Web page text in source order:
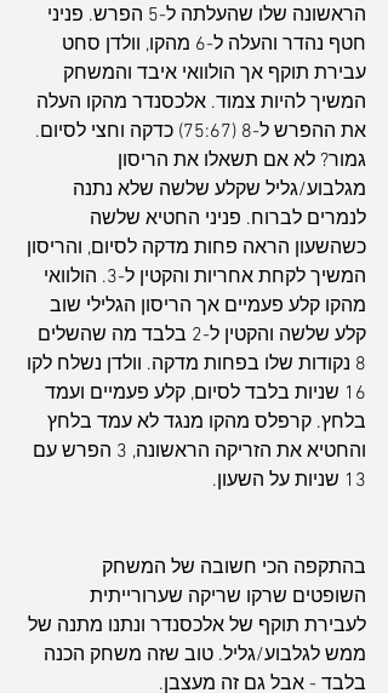
הראשונה שלו שהעלתה ל-5 הפרש. פניני
חטף נהדר והעלה ל-6 מהקו, וולדן סחט
עבירת תוקף אך הולוואי איבד והמשחק
המשיך להיות צמוד. אלכסנדר מהקו העלה
את ההפרש ל-8 (75:67) כדקה וחצי לסיום.
גמור? לא אם תשאלו את הריסון
מגלבוע/גליל שקלע שלשה שלא נתנה
לנמרים לברוח. פניני החטיא שלשה
כשהשעון הראה פחות מדקה לסיום, והריסון
המשיך לקחת אחריות והקטין ל-3. הולוואי
מהקו קלע פעמיים אך הריסון הגלילי שוב
קלע שלשה והקטין ל-2 בלבד מה שהשלים
8 נקודות שלו בפחות מדקה. וולדן נשלח לקו
16 שניות בלבד לסיום, קלע פעמיים ועמד
בלחץ. קרפלס מהקו מנגד לא עמד בלחץ
והחטיא את הזריקה הראשונה, 3 הפרש עם
13 שניות על השעון.
בהתקפה הכי חשובה של המשחק
השופטים שרקו שריקה שערורייתית
לעבירת תוקף של אלכסנדר ונתנו מתנה של
ממש לגלבוע/גליל. טוב שזה משחק הכנה
בלבד - אבל גם זה מעצבן.